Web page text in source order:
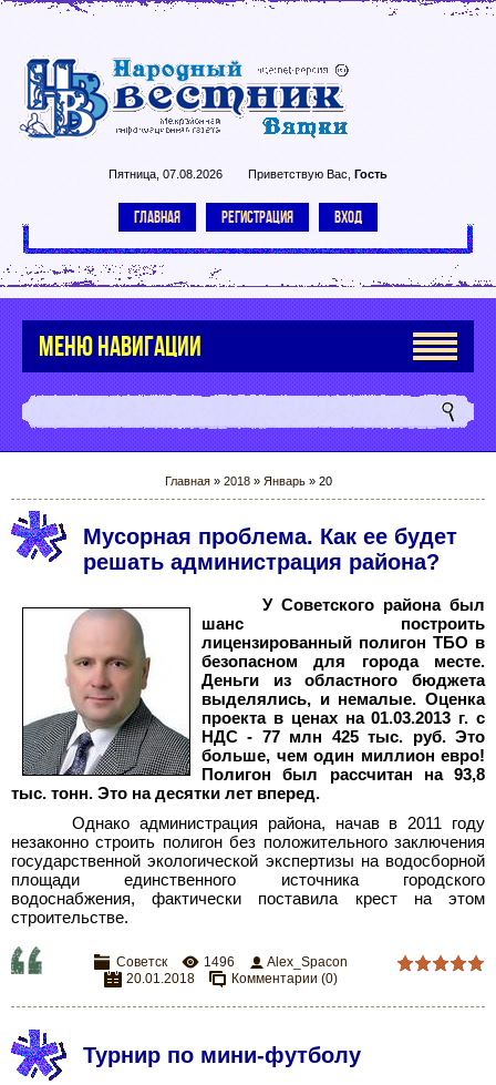
Пятница, 07.08.2026 Приветствую Вас Гость
ГЛАВНАЯ РЕГИСТРАЦИЯ ВХОД
МЕНЮ НАВИГАЦИИ
Главная» 2018 » Январь » 20
Мусорная проблема. Как ее будет
решать администрация района?
У Советского района был
шанс построить
лицензированный полигон ТБО в
безопасном для города месте.
Деньги из областного бюджета
выделялись, и немалые. Оценка
проекта в ценах на 01.03.2013 г. с
НДС - 77 млн 425 тыс. руб. Это
больше, чем один миллион евро!
Полигон был рассчитан на 93,8
тыс. тонн. Это на десятки лет вперед.
Однако администрация района, начав в 2011 году
незаконно строить полигон без положительного заключения
государственной экологической экспертизы на водосборной
площади единственного источника городского
водоснабжения, фактически поставила крест на этом
строительстве.
Советск 1496
Alex_Spacon
20.01.2018
Комментарии (0)
Турнир по мини-футболу